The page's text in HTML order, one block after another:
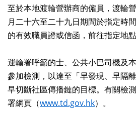
至於本地渡輪營辦商的僱員，渡輪
月二十六至二十九日期間於指定時
的有效職員證或信函，前往指定地點
運輸署呼籲的士、公共小巴司機及
參加檢測，以達至「早發現、早隔
早切斷社區傳播鏈的目標。有關檢
署網頁（www.td.gov.hk）。